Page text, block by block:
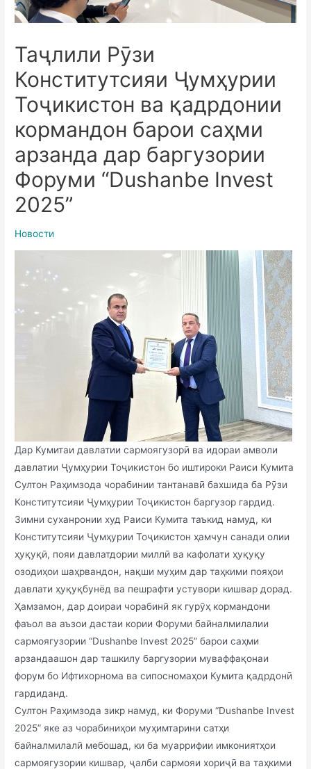
Таҷлили Рӯзи
Конститутсияи Ҷумҳурии
Тоҷикистон ва қадрдонии
кормандон барои саҳми
арзанда дар баргузории
Форуми “Dushanbe Invest
2025”
Новости
Дар Кумитаи давлатии сармоягузорӣ ва идораи амволи
давлатии Ҷумҳурии Тоҷикистон бо иштироки Раиси Кумита
Султон Раҳимзода чорабинии тантанавӣ бахшида ба Рӯзи
Конститутсияи Ҷумҳурии Тоҷикистон баргузор гардид.
Зимни суханронии худ Раиси Кумита таъкид намуд, ки
Конститутсияи Ҷумҳурии Тоҷикистон ҳамчун санади олии
ҳуқуқӣ, пояи давлатдории миллӣ ва кафолати ҳуқуқу
озодиҳои шаҳрвандон, нақши муҳим дар таҳкими пояҳои
давлати ҳуқуқбунёд ва пешрафти устувори кишвар дорад.
Ҳамзамон, дар доираи чорабинӣ як гурӯҳ кормандони
фаъол ва аъзои дастаи кории Форуми байналмилалии
сармоягузории “Dushanbe Invest 2025” барои саҳми
арзандаашон дар ташкилу баргузории муваффақонаи
форум бо Ифтихорнома ва сипосномаҳои Кумита қадрдонӣ
гардиданд.
Султон Раҳимзода зикр намуд, ки Форуми “Dushanbe Invest
2025” яке аз чорабиниҳои муҳимтарини сатҳи
байналмилалӣ мебошад, ки ба муаррифии имкониятҳои
сармоягузории кишвар, ҷалби сармояи хориҷӣ ва таҳкими